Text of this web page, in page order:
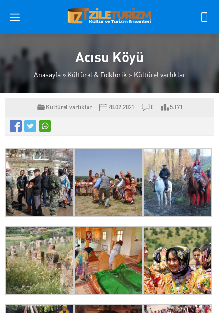
Acısu Köyü
Anasayfa» Kültürel & Folklorik » Kültürel varlıklar
Kültürel varlıklar 28.02.2021 0 5.171